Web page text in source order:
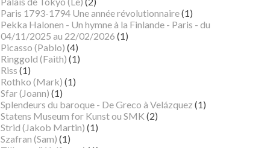
Paris 1793-1794 Une année révolutionnaire(1)
Pekka Halonen - Un hymne à la Finlande - Paris - du
04/11/2025 au 22/02/2026 (1)
Picasso (Pablo) (4)
Ringgold (Faith) (1)
Riss (1)
Rothko (Mark) (1)
Sfar (Joann) (1)
Splendeurs du baroque - De Greco à Velázquez (1)
Statens Museum for Kunst ou SMK (2)
Strid (Jakob Martin) (1)
Szafran (Sam) (1)